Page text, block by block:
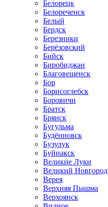
Белорецк
Белореченск
Белый
Бердск
Березники
Берёзовский
Бийск
Биробиджан
Благовещенск
Бор
Борисоглебск
Боровичи
Братск
Брянск
Бугульма
Будённовск
Бузулук
Буйнакск
Великие Луки
Великий Новгород
Верея
Верхняя Пышма
Верхоянск